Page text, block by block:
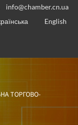
info@chamber.cn.ua
English
ТОРГОВО-